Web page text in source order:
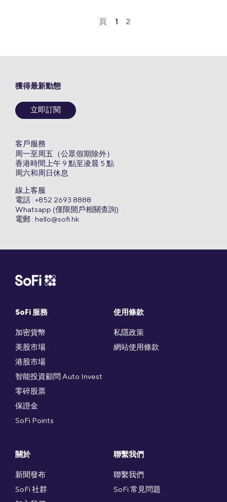
頁 1 2
SoFi 服務
加密貨幣
美股市場
港股市場
智能投資顧問 Auto Invest
零碎股票
保證金
SoFi Points
使用條款
私隱政策
網站使用條款
關於
新聞發布
SoFi 社群
聯繫我們
聯繫我們
SoFi 常見問題
獲得最新動態
立即訂閱
客戶服務
周一至周五（公眾假期除外）
香港時間上午 9 點至凌晨 5 點
周六和周日休息
線上客服
電話 : +852 2693 8888
Whatsapp (僅限開戶相關查詢)
電郵 : hello@sofi.hk